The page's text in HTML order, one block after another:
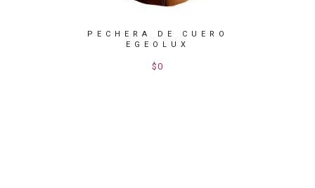
PECHERA DE CUERO
EGEOLUX
$0